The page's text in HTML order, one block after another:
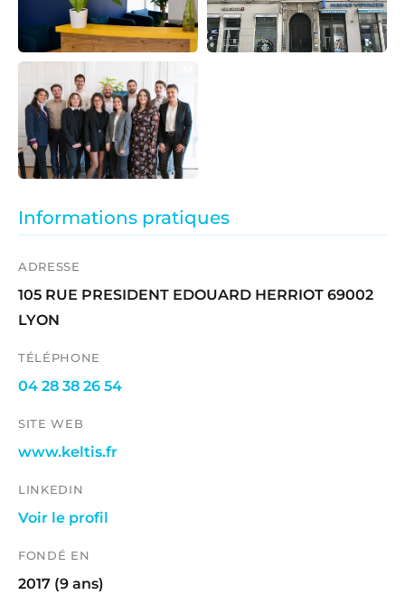
Informations pratiques
ADRESSE
105 RUE PRESIDENT EDOUARD HERRIOT 69002
LYON
TÉLÉPHONE
04 28 38 26 54
SITE WEB
www.keltis.fr
LINKEDIN
Voir le profil
FONDÉ EN
2017 (9 ans)